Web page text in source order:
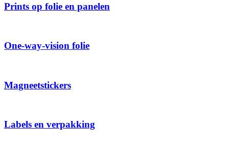
Prints op folie en panelen
One-way-vision folie
Magneetstickers
Labels en verpakking